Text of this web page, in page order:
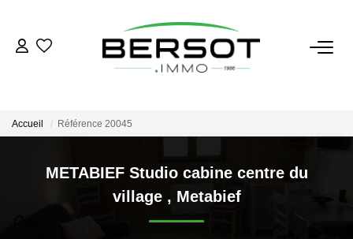
Estimer
Vendre
Investissement
Accueil Référence 20045
METABIEF Studio cabine centre du
village , Metabief